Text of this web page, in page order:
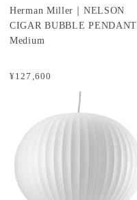
¥127,600
Herman Miller｜NELSON
CIGAR BUBBLE PENDANT
Medium